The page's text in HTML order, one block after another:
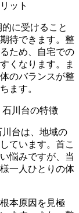
ット
に受けること
待できます。整
ため、自宅での
くなります。ま
のバランスが整
ます。
川台の特徴
台は、地域の
ています。首こ
悩みですが、当
一人ひとりの体
本原因を見極